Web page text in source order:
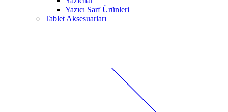
Yazıcı Sarf Ürünleri
Tablet Aksesuarları